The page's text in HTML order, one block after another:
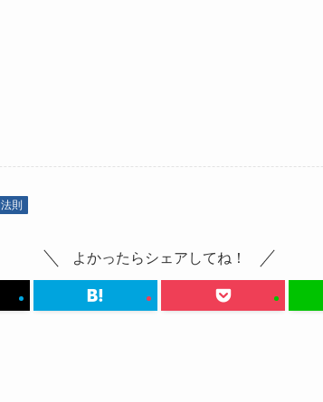
則
よかったらシェアしてね！